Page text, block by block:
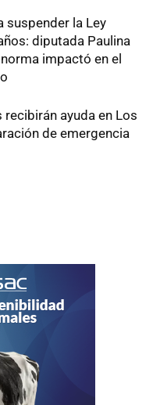
suspender la Ley
diputada Paulina
impactó en el
ayuda en Los
de emergencia